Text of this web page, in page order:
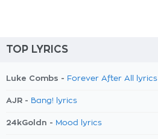
TOP LYRICS
Luke Combs - Forever After All lyrics
AJR - Bang! lyrics
24kGoldn - Mood lyrics